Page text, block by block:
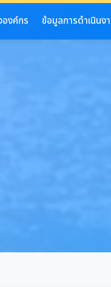
องค์กร ข้อมูลการดำเนินง